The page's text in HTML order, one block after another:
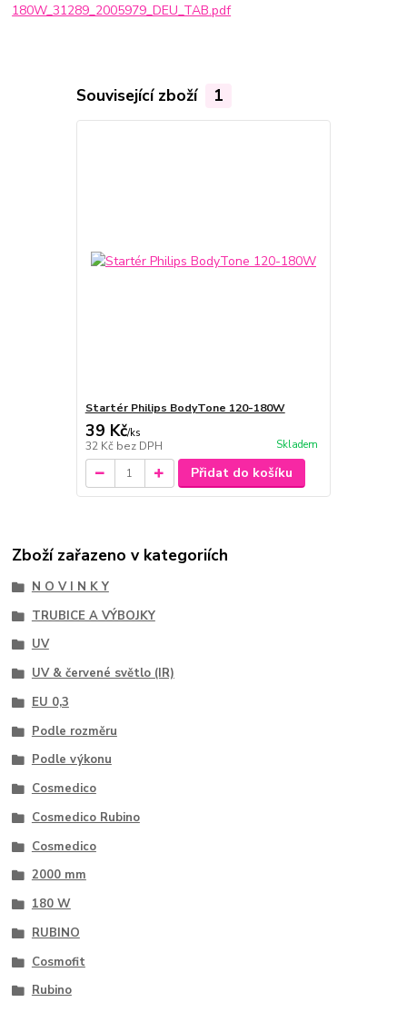
180W_31289_2005979_DEU_TAB.pdf
Související zboží 1
Startér Philips BodyTone 120-180W
39 Kč/ks
32 Kč bez DPH Skladem
Přidat do košíku
Zboží zařazeno v kategoriích
N O V I N K Y
TRUBICE A VÝBOJKY
UV
UV & červené světlo (IR)
EU 0,3
Podle rozměru
Podle výkonu
Cosmedico
Cosmedico Rubino
Cosmedico
2000 mm
180 W
RUBINO
Cosmofit
Rubino